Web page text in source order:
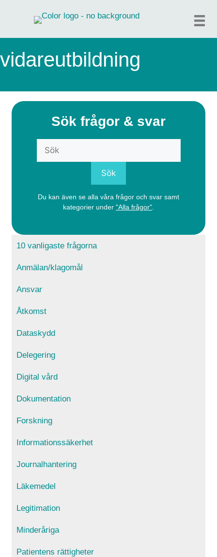
vidareutbildning
Sök frågor & svar
Du kan även se alla våra frågor och svar samt
kategorier under "Alla frågor"
10 vanligaste frågorna
Anmälan/klagomål
Ansvar
Åtkomst
Dataskydd
Delegering
Digital vård
Dokumentation
Forskning
Informationssäkerhet
Journalhantering
Läkemedel
Legitimation
Minderåriga
Patientens rättigheter